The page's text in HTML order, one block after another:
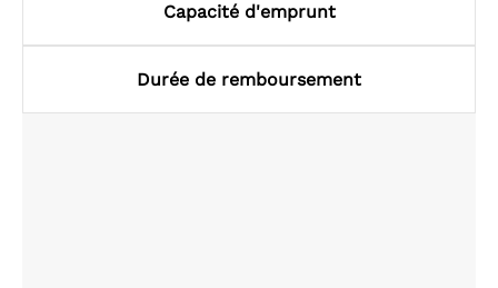
Capacité d'emprunt
Durée de remboursement